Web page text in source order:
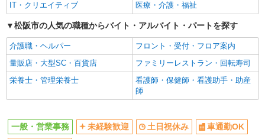
IT・クリエイティブ
医療・介護・福祉
松阪市の人気の職種からバイト・アルバイト・パートを探す
介護職・ヘルパー
フロント・受付・フロア案内
量販店・大型SC・百貨店
ファミリーレストラン・回転寿司
栄養士・管理栄養士
看護師・保健師・看護助手・助産
師
一般・営業事務 未経験歓迎 土日祝休み
車通勤OK